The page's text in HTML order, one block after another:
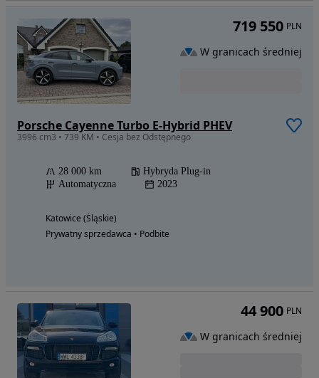
Porsche Cayenne Turbo E-Hybrid PHEV
3996 cm3 • 739 KM • Cesja bez Odstępnego
28 000 km
Hybryda Plug-in
Automatyczna
2023
Katowice (Śląskie)
Prywatny sprzedawca • Podbite
719 550 PLN
W granicach średniej
44 900 PLN
W granicach średniej